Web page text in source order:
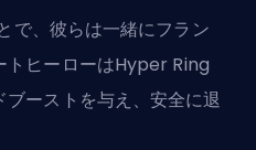
で、彼らは一緒にフラン
ト ヒーローはHyper Ring
ーストを与え、安全に退